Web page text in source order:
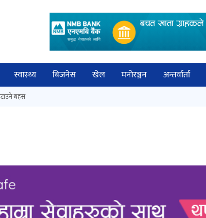
स्वास्थ्य बिजनेस खेल मनोरञ्जन अन्तर्वार्ता
औपचारिक सेवा सञ्चालनमा
बहस